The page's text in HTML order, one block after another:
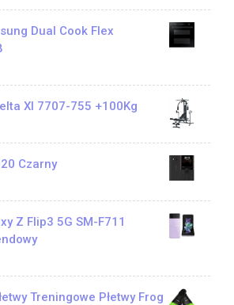
Dual Cook Flex
Xl 7707-755 +100Kg
Czarny
Z Flip3 5G SM-F711
Treningowe Płetwy Frog